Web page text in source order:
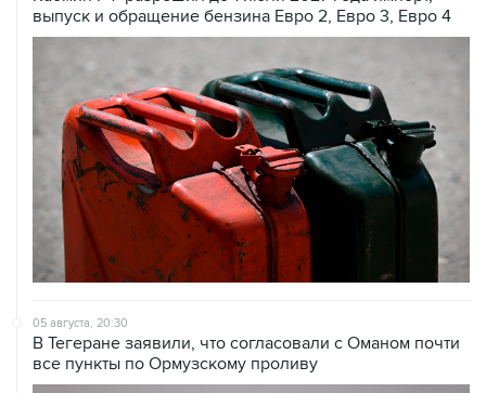
выпуск и обращение бензина Евро 2, Евро 3, Евро 4
05 августа, 20:30
В Тегеране заявили, что согласовали с Оманом почти
все пункты по Ормузскому проливу